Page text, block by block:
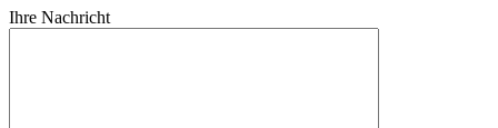
Ihre Nachricht